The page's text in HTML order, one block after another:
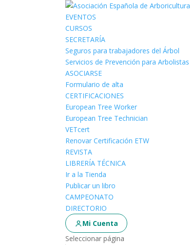
EVENTOS
CURSOS
SECRETARÍA
Seguros para trabajadores del Árbol
Servicios de Prevención para Arbolistas
ASOCIARSE
Formulario de alta
CERTIFICACIONES
European Tree Worker
European Tree Technician
VETcert
Renovar Certificación ETW
REVISTA
LIBRERÍA TÉCNICA
Ir a la Tienda
Publicar un libro
CAMPEONATO
DIRECTORIO
Mi Cuenta
Seleccionar página